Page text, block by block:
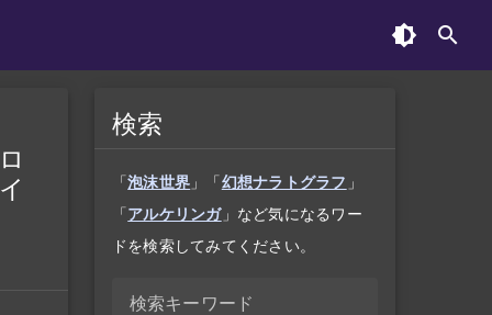
検索
「泡沫世界 」「 幻想ナラトグラフ 」
「 アルケリンガ」など気になるワー
ドを検索してみてください。
検索キーワード